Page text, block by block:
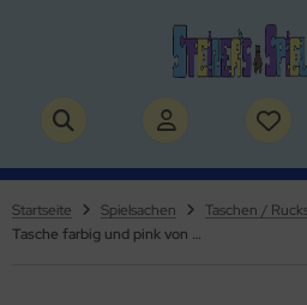
Startseite Spielsachen
Taschen /
Tasche farbig und pink von Simba
& Superhelden